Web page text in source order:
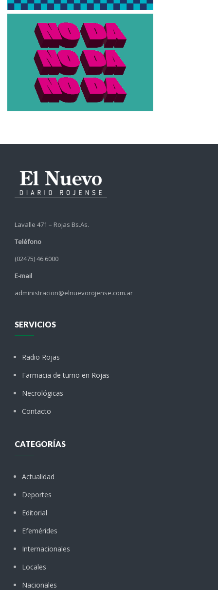
Lavalle 471 – Rojas Bs.As.
Teléfono
(02475) 46 6000
E-mail
administracion@elnuevorojense.com.ar
SERVICIOS
Radio Rojas
Farmacia de turno en Rojas
Necrológicas
Contacto
CATEGORÍAS
Actualidad
Deportes
Editorial
Efemérides
Internacionales
Locales
Nacionales